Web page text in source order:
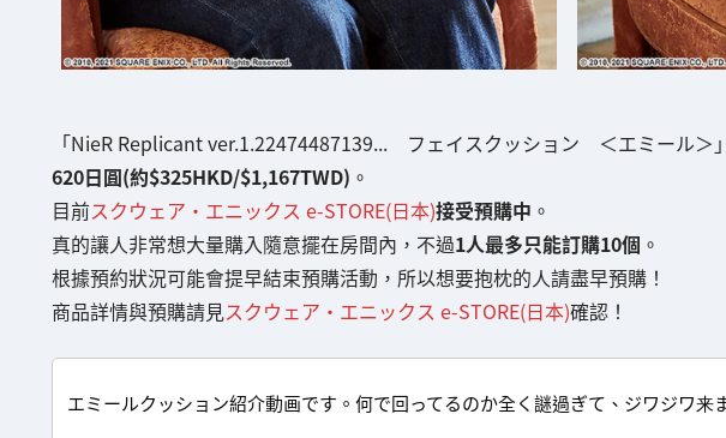
「NieR Replicant ver.1.22474487139... フェイスクッション ＜エミール＞
620日圓(約$325HKD/$1,167TWD) 。
目前スクウェア・エニックス e-STORE(日本)接受預購中 。
真的讓人非常想大量購入隨意擺在房間內，不過1人最多只能訂購10個 。
根據預約狀況可能會提早結束預購活動，所以想要抱枕的人請盡早預購！
商品詳情與預購請見スクウェア・エニックス e-STORE(日本)確認！
エミールクッション紹介動画です。何で回ってるのか全く謎過ぎて、ジワジワ